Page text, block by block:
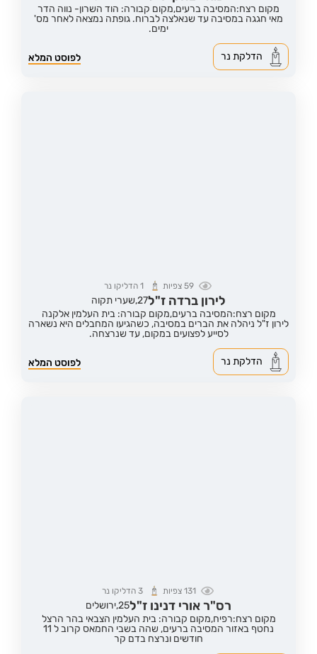
מקום רצח:המסיבה ברעים,מקום קבורה: הוד השרון- נווה הדר
מאי חגגה במסיבה עד שנאלצה לברוח. גופתה נמצאה לאחר מס'
ימים.
לפוסט המלא הדלקת נר
59צפיות 1 הדליקו נר
לירון ברדה ז"ל27, שערי תקוה
מקום רצח:המסיבה ברעים,מקום קבורה: בית העלמין אלקנה
לירון ז"ל ניהלה את הברים במסיבה, כשהגיעו המחבלים היא נשארה
לסייע לפצועים במקום, עד שנרצחה.
לפוסט המלא הדלקת נר
131 צפיות 3הדליקו נר
רס"ר אורי דנינו ז"ל25,ירושלים
מקום רצח:רפיח,מקום קבורה: בית העלמין הצבאי בהר הרצל
נחטף באזור המסיבה ברעים, שהה בשבי החמאס קרוב ל 11
חודשים ונרצח בדם קר